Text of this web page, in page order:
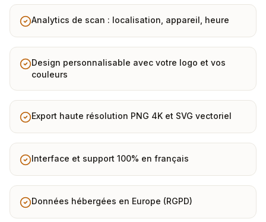
Analytics de scan : localisation, appareil, heure
Design personnalisable avec votre logo et vos
couleurs
Export haute résolution PNG 4K et SVG vectoriel
Interface et support 100% en français
Données hébergées en Europe (RGPD)